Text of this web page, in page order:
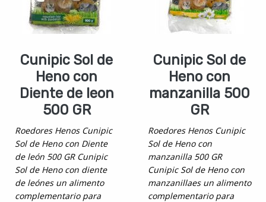
Cunipic Sol de
Heno con
Diente de leon
500 GR
Roedores Henos Cunipic
Sol de Heno con Diente
de león 500 GR Cunipic
Sol de Heno con diente
de leónes un alimento
complementario para
Cunipic Sol de
Heno con
manzanilla 500
GR
Roedores Henos Cunipic
Sol de Heno con
manzanilla 500 GR
Cunipic Sol de Heno con
manzanillaes un alimento
complementario para